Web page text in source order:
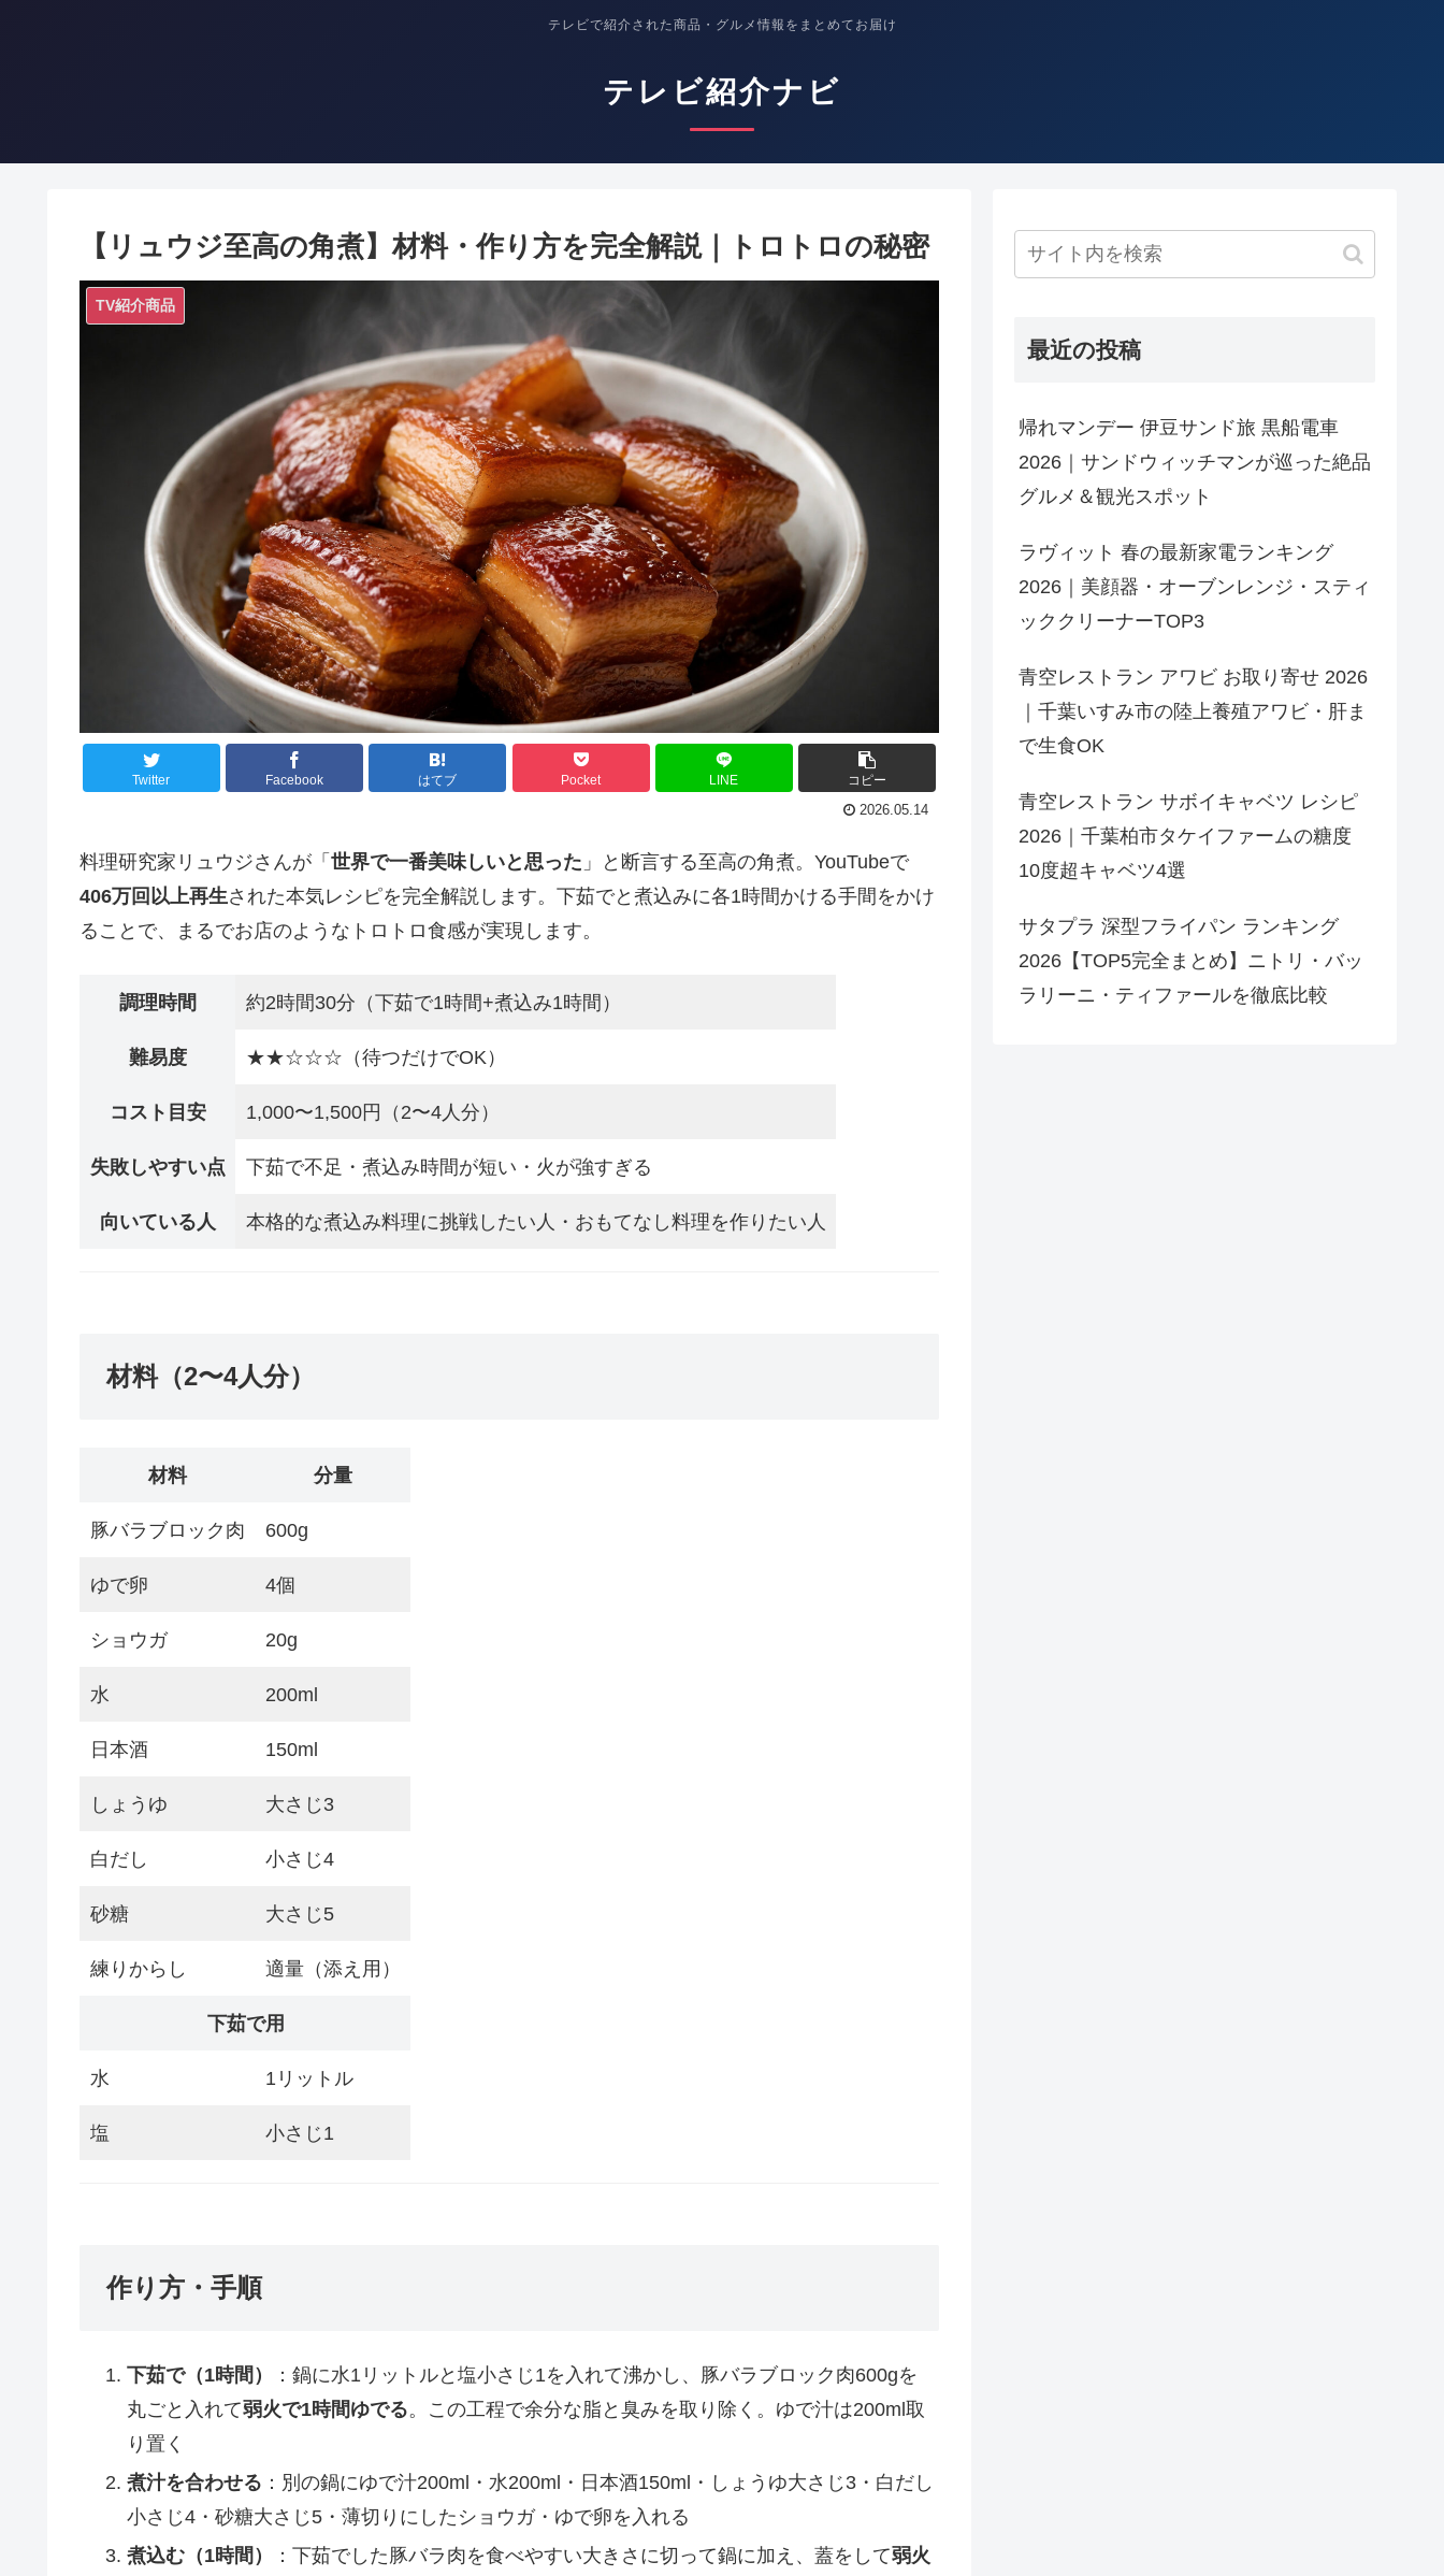
テレビで紹介された商品・グルメ情報をまとめてお届け
テレビ紹介ナビ
【リュウジ至高の角煮】材料・作り方を完全解説｜トロトロの秘密
TV紹介商品
Twitter Facebook はてブ Pocket LINE コピー
2026.05.14
料理研究家リュウジさんが「 世界で一番美味しいと思った 」と断言する至高の角煮。YouTubeで
406万回以上再生された本気レシピを完全解説します。下茹でと煮込みに各1時間かける手間をかけ
ることで、まるでお店のようなトロトロ食感が実現します。
調理時間 約2時間30分（下茹で1時間+煮込み1時間）
難易度 ★★☆☆☆（待つだけでOK）
コスト目安 1,000〜1,500円（2〜4人分）
失敗しやすい点 下茹で不足・煮込み時間が短い・火が強すぎる
向いている人 本格的な煮込み料理に挑戦したい人・おもてなし料理を作りたい人
材料（2〜4人分）
材料 分量
豚バラブロック肉 600g
ゆで卵 4個
ショウガ 20g
水 200ml
日本酒 150ml
しょうゆ 大さじ3
白だし 小さじ4
砂糖 大さじ5
練りからし 適量（添え用）
下茹で用
水 1リットル
塩 小さじ1
作り方・手順
下茹で（1時間）
：鍋に水1リットルと塩小さじ1を入れて沸かし、豚バラブロック肉600gを
丸ごと入れて弱火で1時間ゆでる。この工程で余分な脂と臭みを取り除く。ゆで汁は200ml取
り置く
煮汁を合わせる ：別の鍋にゆで汁200ml・水200ml・日本酒150ml・しょうゆ大さじ3・白だし
小さじ4・砂糖大さじ5・薄切りにしたショウガ・ゆで卵を入れる
煮込む（1時間）
：下茹でした豚バラ肉を食べやすい大きさに切って鍋に加え、蓋をして弱火
最近の投稿
帰れマンデー 伊豆サンド旅 黒船電車
2026｜サンドウィッチマンが巡った絶品
グルメ＆観光スポット
ラヴィット 春の最新家電ランキング
2026｜美顔器・オーブンレンジ・スティ
ッククリーナーTOP3
青空レストラン アワビ お取り寄せ 2026
｜千葉いすみ市の陸上養殖アワビ・肝ま
で生食OK
青空レストラン サボイキャベツ レシピ
2026｜千葉柏市タケイファームの糖度
10度超キャベツ4選
サタプラ 深型フライパン ランキング
2026【TOP5完全まとめ】ニトリ・バッ
ラリーニ・ティファールを徹底比較